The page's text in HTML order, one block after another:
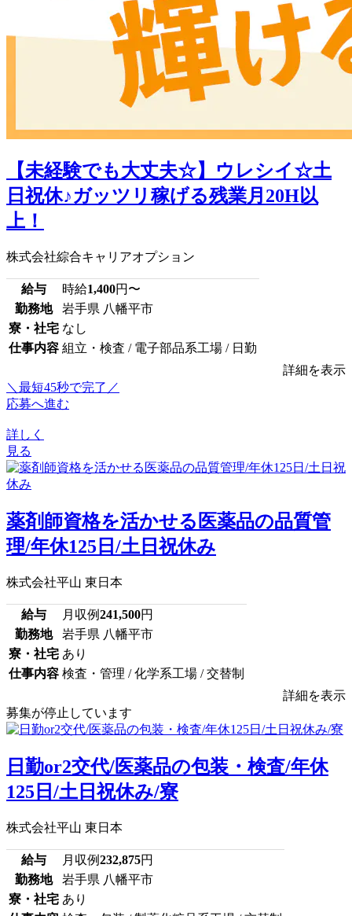
【未経験でも大丈夫☆】ウレシイ☆土
日祝休♪ガッツリ稼げる残業月20H以
上！
株式会社綜合キャリアオプション
給与 時給1,400円〜
勤務地
岩手県 八幡平市
寮・社宅 なし
仕事内容 組立・検査 / 電子部品系工場 / 日勤
詳細を表示
＼最短45秒で完了／
応募へ進む
詳しく
見る
薬剤師資格を活かせる医薬品の品質管
理/年休125日/土日祝休み
株式会社平山 東日本
給与 月収例241,500円
勤務地
岩手県 八幡平市
寮・社宅 あり
仕事内容 検査・管理 / 化学系工場 / 交替制
詳細を表示
募集が停止しています
日勤or2交代/医薬品の包装・検査/年休
125日/土日祝休み/寮
株式会社平山 東日本
給与 月収例232,875円
勤務地
岩手県 八幡平市
寮・社宅 あり